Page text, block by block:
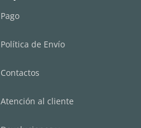
Pago
Política de Envío
Contactos
Atención al cliente